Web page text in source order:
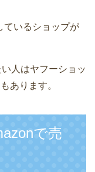
ているショップが
人はヤフーショッ
あります。
で売